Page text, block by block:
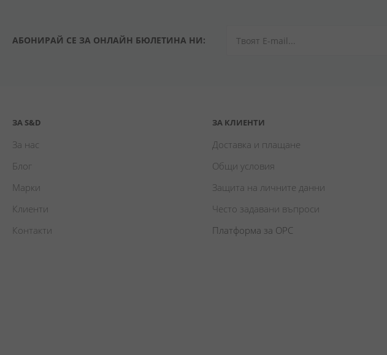
АБОНИРАЙ СЕ ЗА ОНЛАЙН БЮЛЕТИНА НИ:
ЗА S&D
За нас
Блог
Марки
Клиенти
Контакти
ЗА КЛИЕНТИ
Доставка и плащане
Общи условия
Защита на личните данни
Често задавани въпроси
Платформа за ОРС